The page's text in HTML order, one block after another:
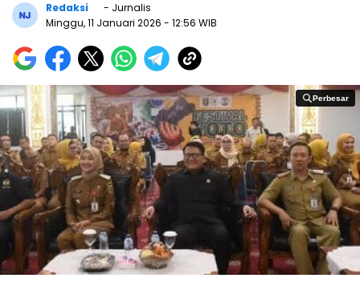
Redaksi
- Jurnalis
Minggu, 11 Januari 2026 - 12:56 WIB
Perbesar
Perbesar